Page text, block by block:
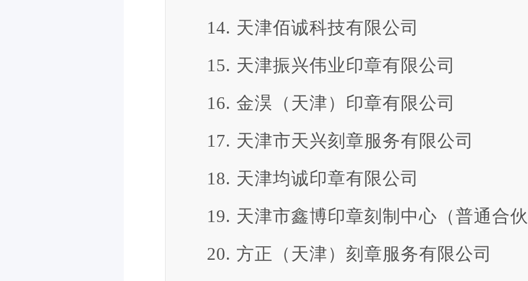
14. 天津佰诚科技有限公司
15. 天津振兴伟业印章有限公司
16. 金淏（天津）印章有限公司
17. 天津市天兴刻章服务有限公司
18. 天津均诚印章有限公司
19. 天津市鑫博印章刻制中心（普通合
20. 方正（天津）刻章服务有限公司